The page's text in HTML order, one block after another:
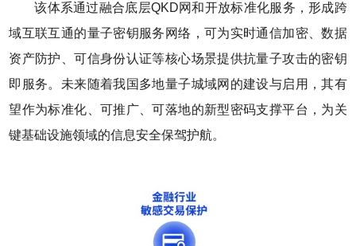
该体系通过融合底层QKD网和开放标准化服务，形成跨
域互联互通的量子密钥服务网络，可为实时通信加密、数据
资产防护、可信身份认证等核心场景提供抗量子攻击的密钥
即服务。未来随着我国多地量子城域网的建设与启用，其有
望作为标准化、可推广、可落地的新型密码支撑平台，为关
键基础设施领域的信息安全保驾护航。